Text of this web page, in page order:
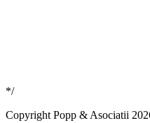
*/
Copyright Popp & Asociatii